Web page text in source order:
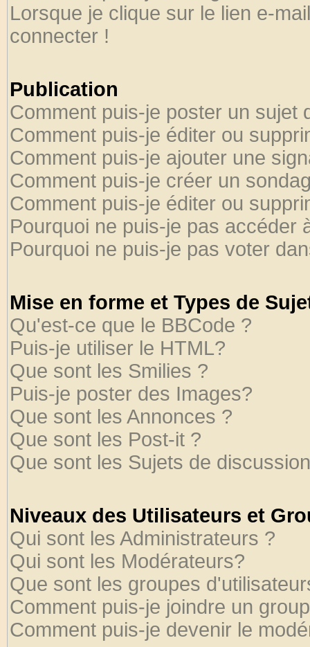
Lorsque je clique sur le lien e-
connecter !
Publication
Comment puis-je poster un sujet
Comment puis-je éditer ou
Comment puis-je ajouter une
Comment puis-je créer un
Comment puis-je éditer ou
Pourquoi ne puis-je pas accéder
Pourquoi ne puis-je pas voter
Mise en forme et Types de
Qu'est-ce que le BBCode ?
Puis-je utiliser le HTML?
Que sont les Smilies ?
Puis-je poster des Images?
Que sont les Annonces ?
Que sont les Post-it ?
Que sont les Sujets de
Niveaux des Utilisateurs et
Qui sont les Administrateurs ?
Qui sont les Modérateurs?
Que sont les groupes
Comment puis-je joindre un
Comment puis-je devenir le